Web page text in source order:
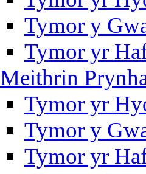
Tymor y
Tymor yr
Meithrin
Tymor yr
Tymor y
Tymor yr